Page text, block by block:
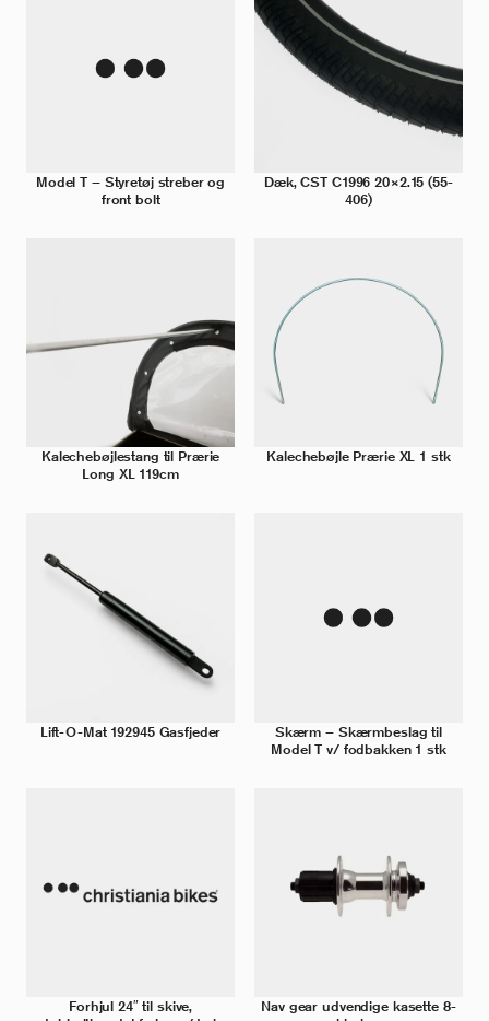
Model T – Styretøj streber og
front bolt
Dæk, CST C1996 20×2.15 (55-
406)
Kalechebøjlestang til Prærie
Long XL 119cm
Kalechebøjle Prærie XL 1 stk
Lift-O-Mat 192945 Gasfjeder
Skærm – Skærmbeslag til
Model T v/ fodbakken 1 stk
Forhjul 24″ til skive,
Nav gear udvendige kasette 8-